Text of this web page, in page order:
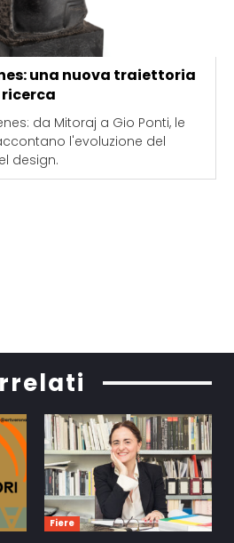
una nuova traiettoria
da Mitoraj a Gio Ponti, le
l'evoluzione del
design.
Fiere